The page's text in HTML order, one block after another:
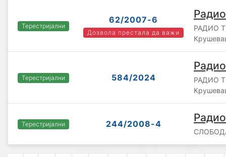
Терестријални
62/2007-6
Дозвола престала да важи
РАДИО
Терестријални 584/2024
РАДИО
Терестријални 244/2008-4